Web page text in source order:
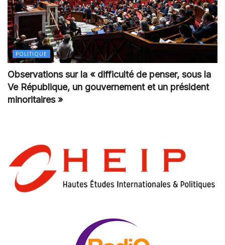
POLITIQUE
Observations sur la « difficulté de penser, sous la
Ve République, un gouvernement et un président
minoritaires »